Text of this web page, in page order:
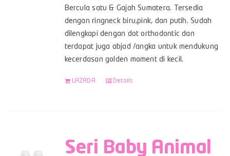
Bercula satu & Gajah Sumatera. Tersedia
dengan ringneck biru,pink, dan putih. Sudah
dilengkapi dengan dot orthodontic dan
terdapat juga abjad /angka untuk mendukung
kecerdasan golden moment di kecil.
LAZADA Details
Seri Baby Animal